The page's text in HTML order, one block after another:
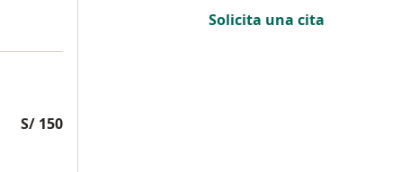
S/ 150
Solicita una cita